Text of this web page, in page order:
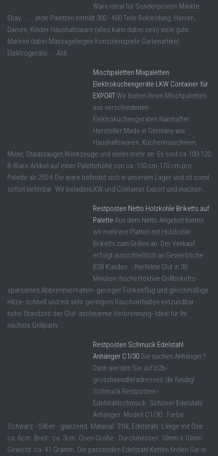
Ware ideal für Sonderposten Märkte
Ebay....... jede Paletten enthält 300 - 400 Teile Bekleidung, Herren,
Damen, Kinder Haushaltsware (alles kann dabei sein) viele gute
Marken dabei Massageliegen Konsolenspiele Gartenartikel
Elektrogeräte.... Aldi ...
Mischpaletten Mixpaletten
Elektroküchengeräte LKW Container für
EXPORTWir bieten Ihnen Mischpaletten
aus verschiedenen
Elektroküchengeräten Namhafter
Hersteller Made in Germany wie
Haushaltswaren, Küchenmaschinen,
Mixer, Staubsauger,Werkzeuge und vieles mehr an. Es sind ca.100-120
B-Ware Artikel auf einer Palettehöhe von ca. 150 cm-170 cm pro
Palette ab 250 € Die ware befindet sich in unserem Lager und ist somit
sofort lieferbar. Wir beladenLKW und Container Export und machen ...
Restposten Netto Holzkohle Briketts auf
Palette Aus dem Netto Angebot bieten
wir mehrere Platten mit Holzkohle
Briketts zum Grillen an. Der Verkauf
erfolgt ausschließlich an Gewerbliche
B2B Kunden. - Perfekte Glut in 30
Minuten- hocheffektive Grillbriketts-
sparsames Abbrennverhalten- geringer Funkenflug und gleichmäßige
Hitze- schnell und mit sehr geringem Rauchverhalten entzündbar-
hohe Standzeit der Glut- aschearme Verbrennung- Ideal für Ihr
nächste Grillparty ...
Restposten Schmuck Edelstahl
Anhänger C1/30 Sie suchen Anhänger?
Dann werden Sie auf b2b-
grosshaendleradressen.de fündig!
Schmuck Restposten -
Edelstahlschmuck. Schöner Edelstahl
Anhänger. Modell C1/30 . Farbe:
Schwarz - Silber - glänzend. Material: 316L Edelstahl. Länge mit Öse:
ca. 6cm. Breit : ca. 3cm. Ösen Größe - Durchmesser: 10mm x 10mm.
Gewicht: ca. 41 Gramm. Die passenden Edelstahl Ketten finden Sie in